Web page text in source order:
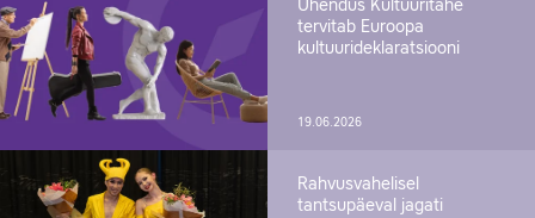
Ühendus Kultuuritahe
tervitab Euroopa
kultuurideklaratsiooni
19.06.2026
Rahvusvahelisel
tantsupäeval jagati